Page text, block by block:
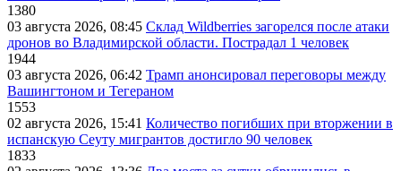
1380
03 августа 2026, 08:45 Склад Wildberries загорелся после атаки
дронов во Владимирской области. Пострадал 1 человек
1944
03 августа 2026, 06:42 Трамп анонсировал переговоры между
Вашингтоном и Тегераном
1553
02 августа 2026, 15:41 Количество погибших при вторжении в
испанскую Сеуту мигрантов достигло 90 человек
1833